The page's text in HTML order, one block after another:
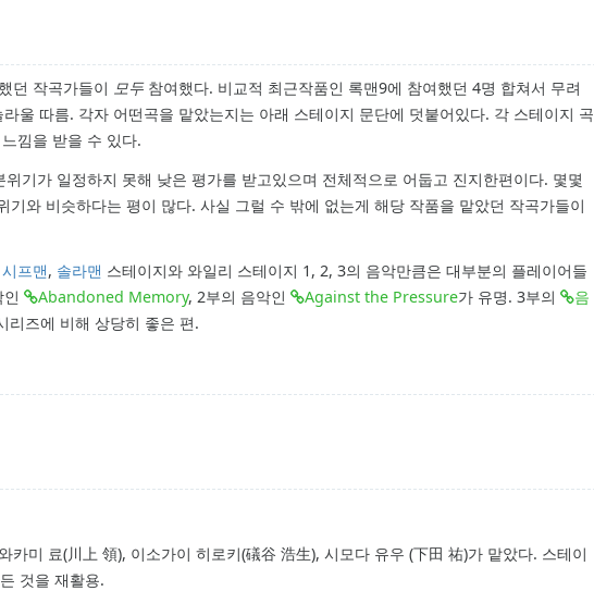
던 작곡가들이 모두참여했다. 비교적 최근작품인 록맨9에 참여했던 4명 합쳐서 무려
울 따름. 각자 어떤곡을 맡았는지는 아래 스테이지 문단에 덧붙어있다. 각 스테이지 곡
낌을 받을 수 있다.
기가 일정하지 못해 낮은 평가를 받고있으며 전체적으로 어둡고 진지한편이다. 몇몇
기와 비슷하다는 평이 많다. 사실 그럴 수 밖에 없는게 해당 작품을 맡았던 작곡가들이
시프맨, 솔라맨 스테이지와 와일리 스테이지 1, 2, 3의 음악만큼은 대부분의 플레이어들
Abandoned Memory, 2부의 음악인 Against the Pressure가 유명. 3부의
음
리즈에 비해 상당히 좋은 편.
미 료(川上 領), 이소가이 히로키(礒谷 浩生), 시모다 유우 (下田 祐)가 맡았다. 스테이
것을 재활용.